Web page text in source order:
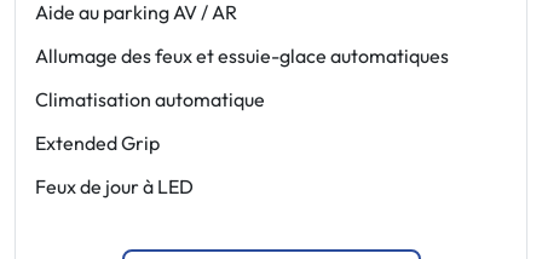
Aide au parking AV / AR
Allumage des feux et essuie-glace automatiques
Climatisation automatique
Extended Grip
Feux de jour à LED